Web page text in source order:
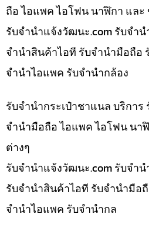
ถือ ไอแพค ไอโฟน นาฬิกา และ
รับจํานําแจ้งวัฒนะ.com รับจำ
จำนำสินค้าไอที รับจำนำมือถือ
จำนำไอแพค รับจำนำกล้อง
รับจำนำกระเป๋าชาแนล บริกา
จำนำมือถือ ไอแพค ไอโฟน นา
ต่างๆ
รับจํานําแจ้งวัฒนะ.com รับจำ
รับจำนำสินค้าไอที รับจำนำมือ
จำนำไอแพค รับจำนำกล